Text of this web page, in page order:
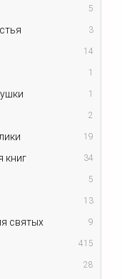
5
3
14
1
1
2
19
книг 34
5
13
святых 9
415
28